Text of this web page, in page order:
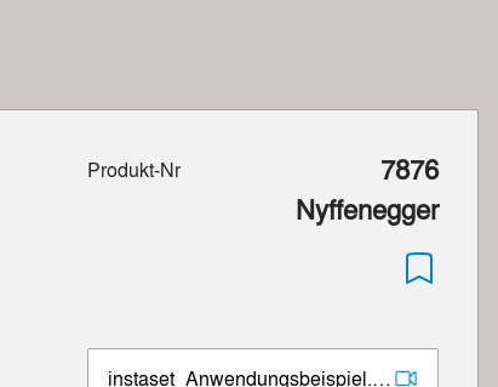
Produkt-Nr
7876
Nyffenegger
instaset_Anwendungsbeispiel.mp4